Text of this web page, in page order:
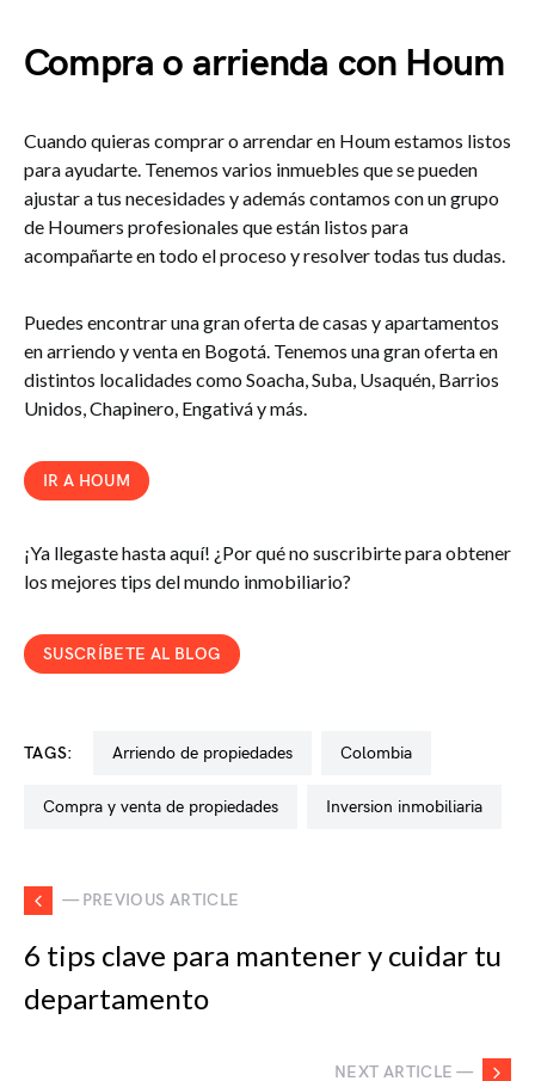
Compra o arrienda con Houm
Cuando quieras comprar o arrendar en Houm estamos listos
para ayudarte. Tenemos varios inmuebles que se pueden
ajustar a tus necesidades y además contamos con un grupo
de Houmers profesionales que están listos para
acompañarte en todo el proceso y resolver todas tus dudas.
Puedes encontrar una gran oferta de casas y apartamentos
en arriendo y venta en Bogotá. Tenemos una gran oferta en
distintos localidades como Soacha, Suba, Usaquén, Barrios
Unidos, Chapinero, Engativá y más.
IR A HOUM
¡Ya llegaste hasta aquí! ¿Por qué no suscribirte para obtener
los mejores tips del mundo inmobiliario?
SUSCRÍBETE AL BLOG
TAGS: arriendo de propiedades colombia
compra y venta de propiedades inversion inmobiliaria
— PREVIOUS ARTICLE
6 tips clave para mantener y cuidar tu
departamento
NEXT ARTICLE —